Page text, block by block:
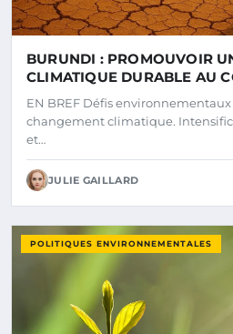
BURUNDI : PROMOUVOIR
CLIMATIQUE DURABLE AU
COLLINES
EN BREF Défis
changement climatique.
et…
JULIE GAILLARD
POLITIQUES ENVIRONNEMENTALES